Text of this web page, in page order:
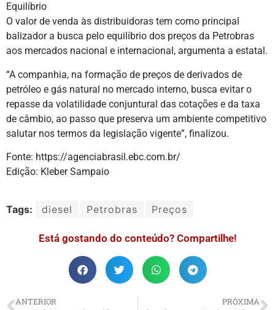
Equilíbrio
O valor de venda às distribuidoras tem como principal
balizador a busca pelo equilíbrio dos preços da Petrobras
aos mercados nacional e internacional, argumenta a estatal.
“A companhia, na formação de preços de derivados de
petróleo e gás natural no mercado interno, busca evitar o
repasse da volatilidade conjuntural das cotações e da taxa
de câmbio, ao passo que preserva um ambiente competitivo
salutar nos termos da legislação vigente”, finalizou.
Fonte: https://agenciabrasil.ebc.com.br/
Edição: Kleber Sampaio
Tags: diesel Petrobras Preços
Está gostando do conteúdo? Compartilhe!
ANTERIOR PRÓXIMA